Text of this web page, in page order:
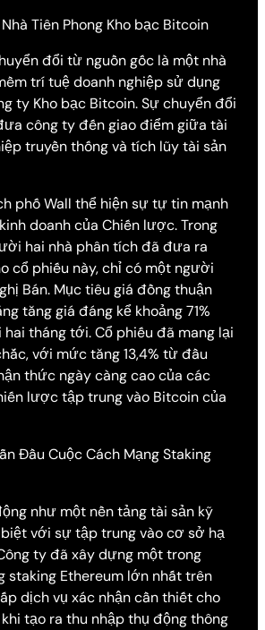
Tiên Phong Kho bạc Bitcoin
đổi từ nguồn gốc là một nhà
trí tuệ doanh nghiệp sử dụng
ty Kho bạc Bitcoin. Sự chuyển đổi
công ty đến giao điểm giữa tài
truyền thống và tích lũy tài sản
phố Wall thể hiện sự tự tin mạnh
doanh của Chiến lược. Trong
hai nhà phân tích đã đưa ra
cổ phiếu này, chỉ có một người
Bán. Mục tiêu giá đồng thuận
tăng giá đáng kể khoảng 71%
tháng tới. Cổ phiếu đã mang lại
với mức tăng 13,4% từ đầu
thức ngày càng cao của các
lược tập trung vào Bitcoin của
Đầu Cuộc Cách Mạng Staking
như một nền tảng tài sản kỹ
với sự tập trung vào cơ sở hạ
ty đã xây dựng một trong
staking Ethereum lớn nhất trên
dịch vụ xác nhận cần thiết cho
tạo ra thu nhập thụ động thông